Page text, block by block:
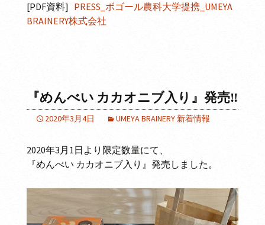
[PDF資料] PRESS_ボゴール農科大学提携_UMEYA
BRAINERY株式会社
『めんべい カカオニブ入り』発売‼
2020年3月4日 UMEYA BRAINERY 新着情報
2020年3月1日より限定数量にて、
『めんべい カカオニブ入り』発売しました。